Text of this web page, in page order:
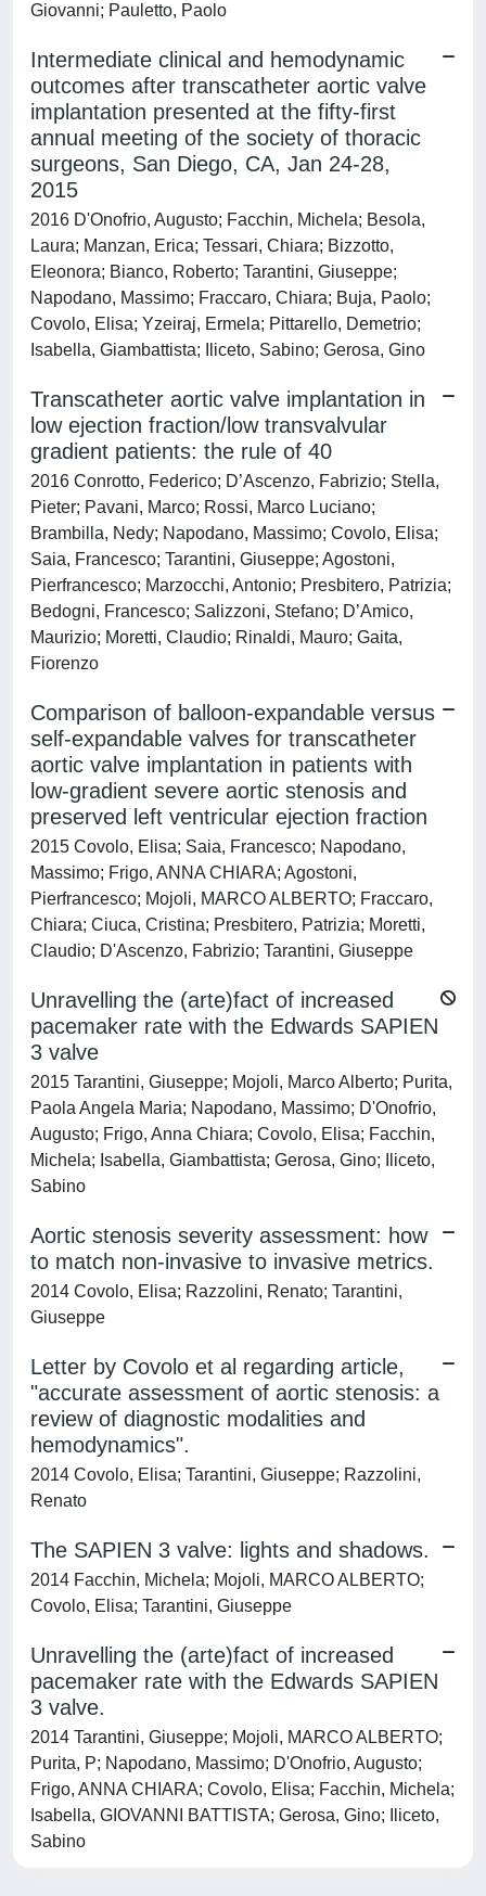
Giovanni; Pauletto, Paolo
Intermediate clinical and hemodynamic
outcomes after transcatheter aortic valve
implantation presented at the fifty-first
annual meeting of the society of thoracic
surgeons, San Diego, CA, Jan 24-28,
2015
2016 D'Onofrio, Augusto; Facchin, Michela; Besola,
Laura; Manzan, Erica; Tessari, Chiara; Bizzotto,
Eleonora; Bianco, Roberto; Tarantini, Giuseppe;
Napodano, Massimo; Fraccaro, Chiara; Buja, Paolo;
Covolo, Elisa; Yzeiraj, Ermela; Pittarello, Demetrio;
Isabella, Giambattista; Iliceto, Sabino; Gerosa, Gino
Transcatheter aortic valve implantation in
low ejection fraction/low transvalvular
gradient patients: the rule of 40
2016 Conrotto, Federico; D’Ascenzo, Fabrizio; Stella,
Pieter; Pavani, Marco; Rossi, Marco Luciano;
Brambilla, Nedy; Napodano, Massimo; Covolo, Elisa;
Saia, Francesco; Tarantini, Giuseppe; Agostoni,
Pierfrancesco; Marzocchi, Antonio; Presbitero, Patrizia;
Bedogni, Francesco; Salizzoni, Stefano; D’Amico,
Maurizio; Moretti, Claudio; Rinaldi, Mauro; Gaita,
Fiorenzo
Comparison of balloon-expandable versus
self-expandable valves for transcatheter
aortic valve implantation in patients with
low-gradient severe aortic stenosis and
preserved left ventricular ejection fraction
2015 Covolo, Elisa; Saia, Francesco; Napodano,
Massimo; Frigo, ANNA CHIARA; Agostoni,
Pierfrancesco; Mojoli, MARCO ALBERTO; Fraccaro,
Chiara; Ciuca, Cristina; Presbitero, Patrizia; Moretti,
Claudio; D'Ascenzo, Fabrizio; Tarantini, Giuseppe
Unravelling the (arte)fact of increased
pacemaker rate with the Edwards SAPIEN
3 valve
2015 Tarantini, Giuseppe; Mojoli, Marco Alberto; Purita,
Paola Angela Maria; Napodano, Massimo; D'Onofrio,
Augusto; Frigo, Anna Chiara; Covolo, Elisa; Facchin,
Michela; Isabella, Giambattista; Gerosa, Gino; Iliceto,
Sabino
Aortic stenosis severity assessment: how
to match non-invasive to invasive metrics.
2014 Covolo, Elisa; Razzolini, Renato; Tarantini,
Giuseppe
Letter by Covolo et al regarding article,
"accurate assessment of aortic stenosis: a
review of diagnostic modalities and
hemodynamics".
2014 Covolo, Elisa; Tarantini, Giuseppe; Razzolini,
Renato
The SAPIEN 3 valve: lights and shadows.
2014 Facchin, Michela; Mojoli, MARCO ALBERTO;
Covolo, Elisa; Tarantini, Giuseppe
Unravelling the (arte)fact of increased
pacemaker rate with the Edwards SAPIEN
3 valve.
2014 Tarantini, Giuseppe; Mojoli, MARCO ALBERTO;
Purita, P; Napodano, Massimo; D'Onofrio, Augusto;
Frigo, ANNA CHIARA; Covolo, Elisa; Facchin, Michela;
Isabella, GIOVANNI BATTISTA; Gerosa, Gino; Iliceto,
Sabino